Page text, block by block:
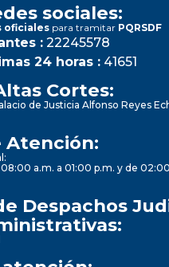
sociales:
oficiales para tramitar PQRSDF
: 22245578
24 horas : 41651
Cortes:
de Justicia Alfonso Reyes
Atención:
a.m. a 01:00 p.m. y de
Despachos